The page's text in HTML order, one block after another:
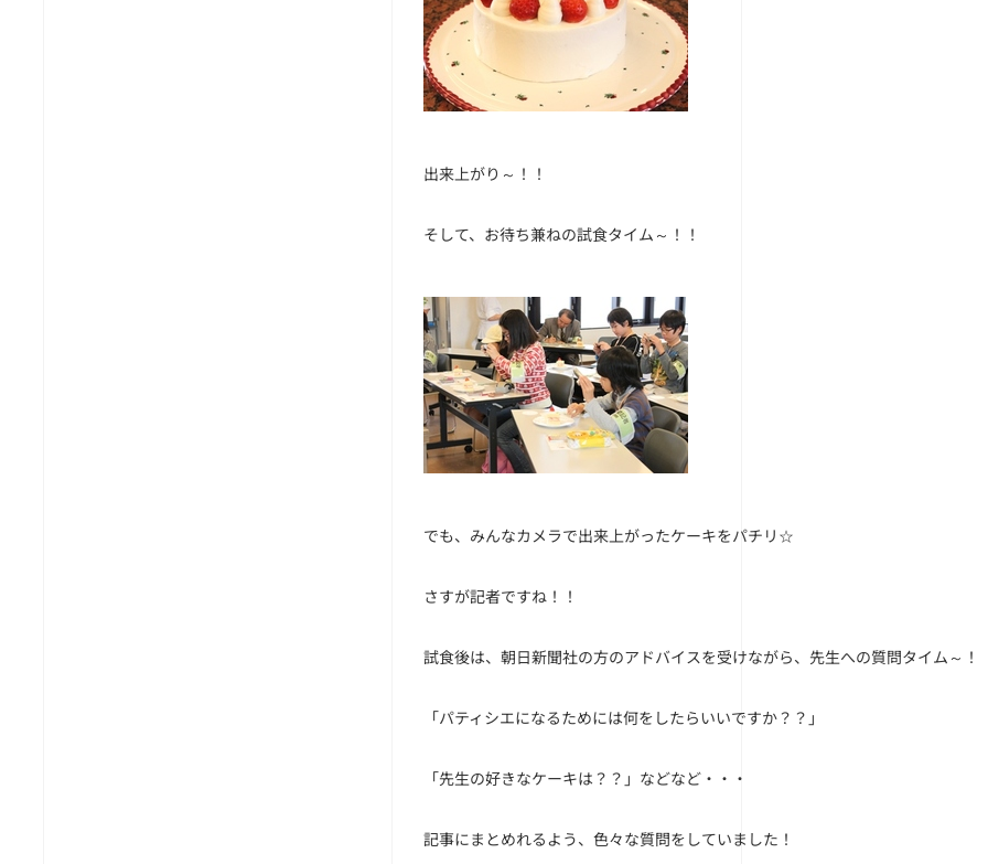
出来上がり～！！
そして、お待ち兼ねの試食タイム～！！
でも、みんなカメラで出来上がったケーキをパチリ☆
さすが記者ですね！！
試食後は、朝日新聞社の方のアドバイスを受けながら、先生への質問タイム～！
「パティシエになるためには何をしたらいいですか？？」
「先生の好きなケーキは？？」などなど・・・
記事にまとめれるよう、色々な質問をしていました！